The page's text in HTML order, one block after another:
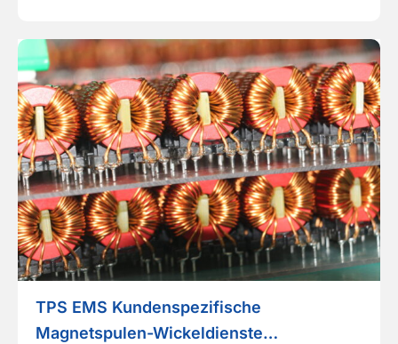
TPS EMS Kundenspezifische
Magnetspulen-Wickeldienste…